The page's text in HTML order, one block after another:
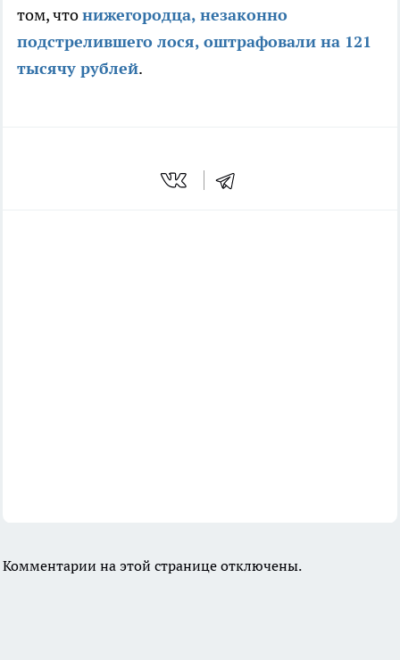
том, чтонижегородца, незаконно
подстрелившего лося, оштрафовали на 121
тысячу рублей.
Комментарии на этой странице отключены.